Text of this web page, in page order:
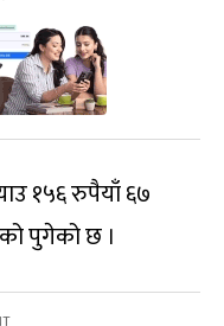
१५६ रुपैयाँ ६७
पुगेको छ ।